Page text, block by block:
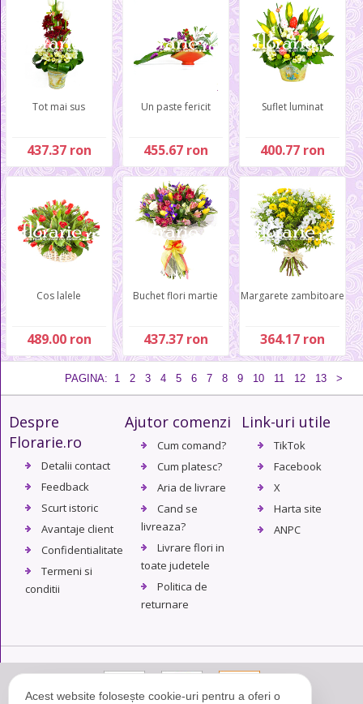
Tot mai sus
437.37 ron
Un paste fericit
455.67 ron
Suflet luminat
400.77 ron
Cos lalele
489.00 ron
Buchet flori martie
437.37 ron
Margarete zambitoare
364.17 ron
PAGINA: 1 2 3 4 5 6 7 8 9 10 11 12 13 >
Despre
Florarie.ro
Detalii contact
Feedback
Scurt istoric
Avantaje client
Confidentialitate
Termeni si
conditii
Ajutor comenzi
Cum comand?
Cum platesc?
Aria de livrare
Cand se
livreaza?
Livrare flori in
toate judetele
Politica de
returnare
Link-uri utile
TikTok
Facebook
X
Harta site
ANPC
Acest website folosește cookie-uri pentru a oferi o